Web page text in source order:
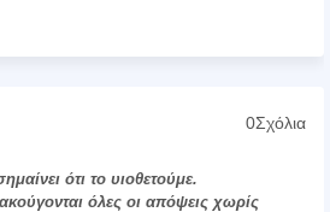
0Σχόλια
ότι το υιοθετούμε.
όλες οι απόψεις χωρίς